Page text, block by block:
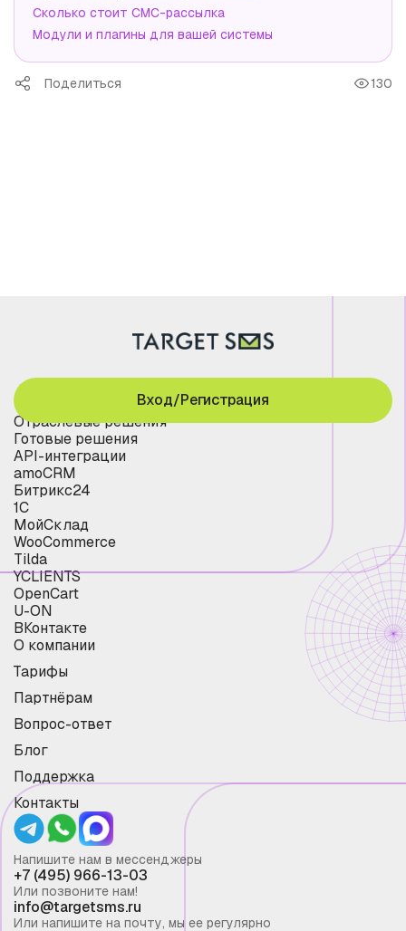
Сколько стоит СМС-рассылка
Модули и плагины для вашей системы
Поделиться 130
Отраслевые решения
Готовые решения
API-интеграции
amoCRM
Битрикс24
1С
МойСклад
WooCommerce
Tilda
YCLIENTS
OpenCart
U-ON
ВКонтакте
О компании
Тарифы
Партнёрам
Вопрос-ответ
Блог
Поддержка
Контакты
Вход/Регистрация
Напишите нам в мессенджеры
+7 (495) 966-13-03
Или позвоните нам!
info@targetsms.ru
Или напишите на почту, мы ее регулярно